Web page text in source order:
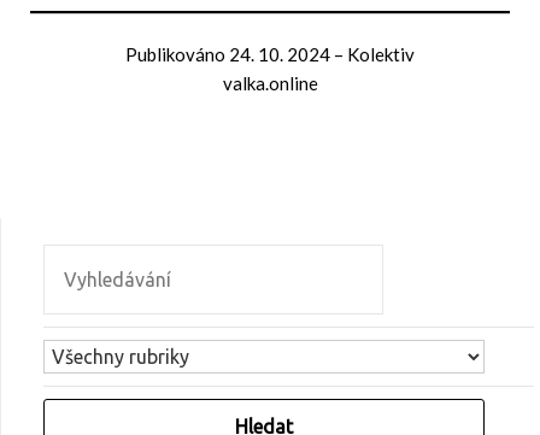
Publikováno 24. 10. 2024 – Kolektiv
valka.online